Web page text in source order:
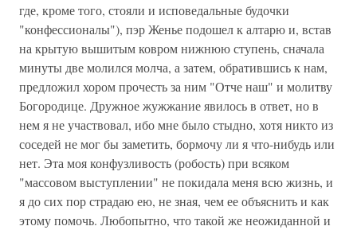
где, кроме того, стояли и исповедальные будочки
"конфессионалы"), пэр Женье подошел к алтарю и, встав
на крытую вышитым ковром нижнюю ступень, сначала
минуты две молился молча, а затем, обратившись к нам,
предложил хором прочесть за ним "Отче наш" и молитву
Богородице. Дружное жужжание явилось в ответ, но в
нем я не участвовал, ибо мне было стыдно, хотя никто из
соседей не мог бы заметить, бормочу ли я что-нибудь или
нет. Эта моя конфузливость (робость) при всяком
"массовом выступлении" не покидала меня всю жизнь, и
я до сих пор страдаю ею, не зная, чем ее объяснить и как
этому помочь. Любопытно, что такой же неожиданной и